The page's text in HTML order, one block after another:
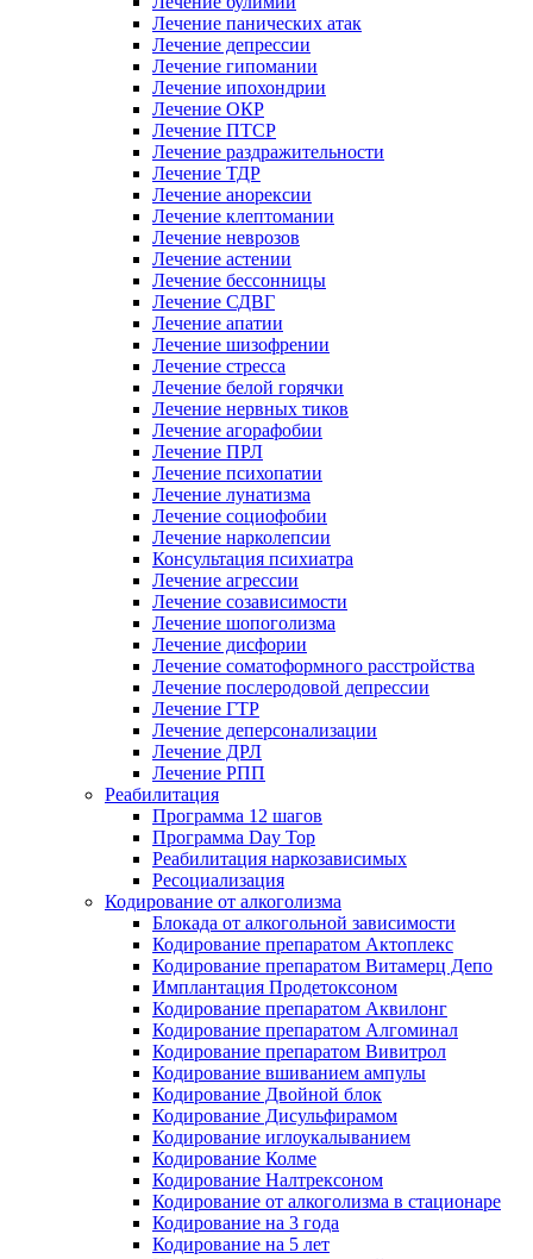
Лечение панических атак
Лечение депрессии
Лечение гипомании
Лечение ипохондрии
Лечение ОКР
Лечение ПТСР
Лечение раздражительности
Лечение ТДР
Лечение анорексии
Лечение клептомании
Лечение неврозов
Лечение астении
Лечение бессонницы
Лечение СДВГ
Лечение апатии
Лечение шизофрении
Лечение стресса
Лечение белой горячки
Лечение нервных тиков
Лечение агорафобии
Лечение ПРЛ
Лечение психопатии
Лечение лунатизма
Лечение социофобии
Лечение нарколепсии
Консультация психиатра
Лечение агрессии
Лечение созависимости
Лечение шопоголизма
Лечение дисфории
Лечение соматоформного расстройства
Лечение послеродовой депрессии
Лечение ГТР
Лечение деперсонализации
Лечение ДРЛ
Лечение РПП
Реабилитация
Программа 12 шагов
Программа Day Top
Реабилитация наркозависимых
Ресоциализация
Кодирование от алкоголизма
Блокада от алкогольной зависимости
Кодирование препаратом Актоплекс
Кодирование препаратом Витамерц Депо
Имплантация Продетоксоном
Кодирование препаратом Аквилонг
Кодирование препаратом Алгоминал
Кодирование препаратом Вивитрол
Кодирование вшиванием ампулы
Кодирование Двойной блок
Кодирование Дисульфирамом
Кодирование иглоукалыванием
Кодирование Колме
Кодирование Налтрексоном
Кодирование от алкоголизма в стационаре
Кодирование на 3 года
Кодирование на 5 лет